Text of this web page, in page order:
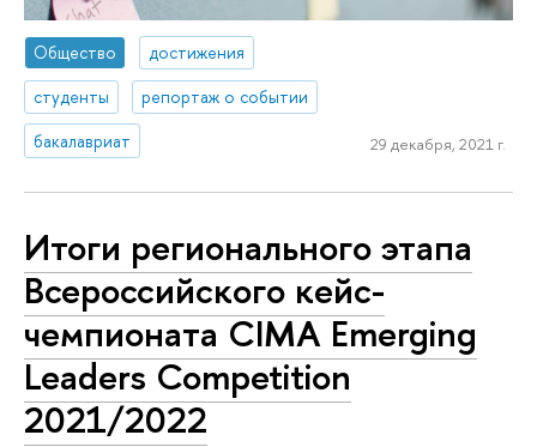
Общество
достижения
студенты
репортаж о событии
бакалавриат
29 декабря, 2021 г.
Итоги регионального этапа
Всероссийского кейс-
чемпионата CIMA Emerging
Leaders Competition
2021/2022